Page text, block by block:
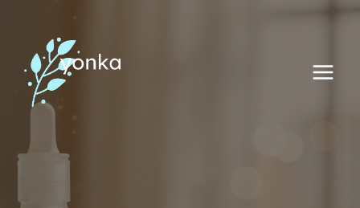
treści